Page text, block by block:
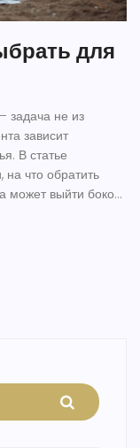
для
задача не из
зависит
В статье
что обратить
может выйти боком.
чтобы он не